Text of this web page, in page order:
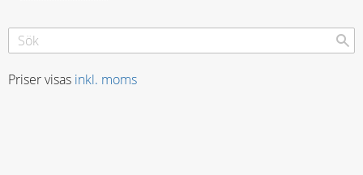
Priser visas inkl. moms